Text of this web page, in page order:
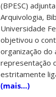
(BPESC)
Arquivologia,
Universidade
objetivou o
organização do
representação
estritamente
(mais…)